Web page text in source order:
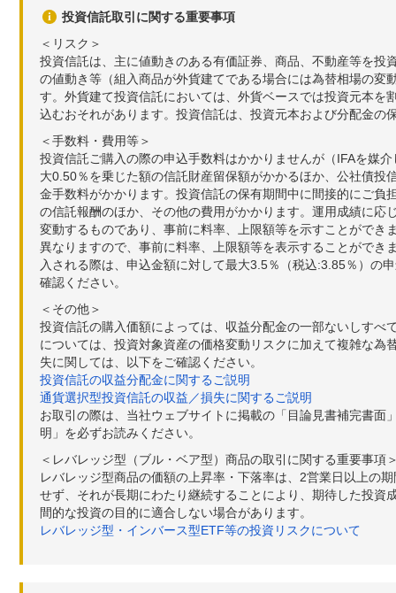
投資信託取引に関する重要事項
＜リスク＞
投資信託は、主に値動きのある有価証券、商品、不動産等を
の値動き等（組入商品が外貨建てである場合には為替相場の
す。外貨建て投資信託においては、外貨ベースでは投資元本
込むおそれがあります。投資信託は、投資元本および分配金の
＜手数料・費用等＞
投資信託ご購入の際の申込手数料はかかりませんが（IFAを媒
大0.50％を乗じた額の信託財産留保額がかかるほか、公社債
金手数料がかかります。投資信託の保有期間中に間接的にご
の信託報酬のほか、その他の費用がかかります。運用成績に
変動するものであり、事前に料率、上限額等を示すことがで
異なりますので、事前に料率、上限額等を表示することがで
入される際は、申込金額に対して最大3.5％（税込:3.85％）の
確認ください。
＜その他＞
投資信託の購入価額によっては、収益分配金の一部ないしす
については、投資対象資産の価格変動リスクに加えて複雑な
失に関しては、以下をご確認ください。
投資信託の収益分配金に関するご説明
通貨選択型投資信託の収益／損失に関するご説明
お取引の際は、当社ウェブサイトに掲載の「目論見書補完書
明」を必ずお読みください。
＜レバレッジ型（ブル・ベア型）商品の取引に関する重要事項
レバレッジ型商品の価額の上昇率・下落率は、2営業日以上の
せず、それが長期にわたり継続することにより、期待した投
間的な投資の目的に適合しない場合があります。
レバレッジ型・インバース型ETF等の投資リスクについて